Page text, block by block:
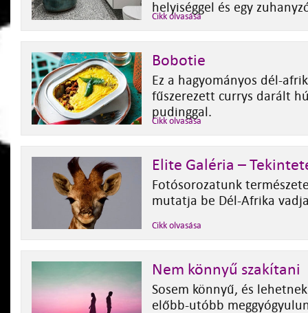
helyiséggel és egy
Cikk olvasása
Bobotie
Ez a hagyományos dél-
fűszerezett currys darált
pudinggal.
Cikk olvasása
Elite Galéria –
Fotósorozatunk
mutatja be Dél-Afrika
Cikk olvasása
Nem könnyű szakítani
Sosem könnyű, és
előbb-utóbb